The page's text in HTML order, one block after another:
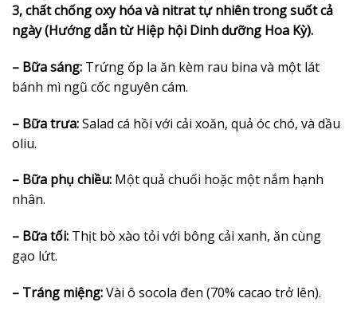
3, chất chống oxy hóa và nitrat tự nhiên trong suốt cả
ngày (Hướng dẫn từ Hiệp hội Dinh dưỡng Hoa Kỳ).
– Bữa sáng: Trứng ốp la ăn kèm rau bina và một lát
bánh mì ngũ cốc nguyên cám.
– Bữa trưa:Salad cá hồi với cải xoăn, quả óc chó, và dầu
oliu.
– Bữa phụ chiều: Một quả chuối hoặc một nắm hạnh
nhân.
– Bữa tối: Thịt bò xào tỏi với bông cải xanh, ăn cùng
gạo lứt.
– Tráng miệng:Vài ô socola đen (70% cacao trở lên).